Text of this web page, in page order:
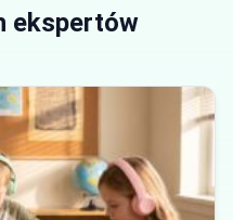
ekspertów